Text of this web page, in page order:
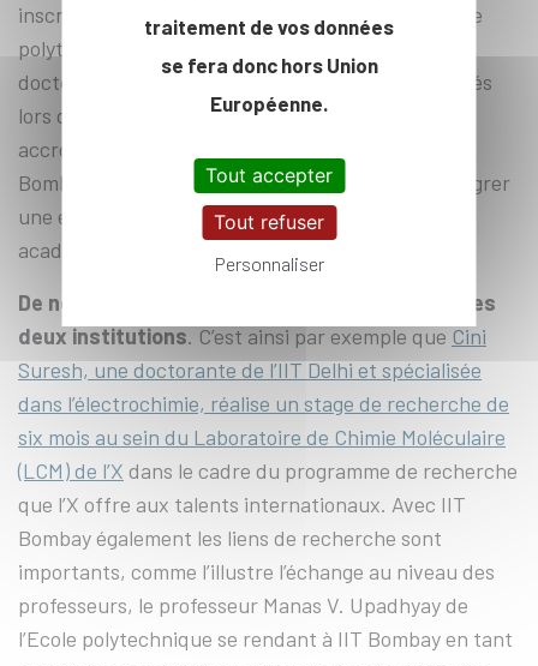
inscrits dans un programme académique de l’Ecole
polytechnique, du Bachelor of Sciences au niveau
doctoral. Les accords d’échange académique signés
lors de ce déplacement seront des leviers pour
accroître la notoriété de l’X, de l’IIT Delhi et d’IIT
Bombay auprès de leurs étudiants désireux d’intégrer
une expérience à l’étranger à leur parcours
académique.
De nombreux liens existaient déjà entre l’X et les
deux institutions. C’est ainsi par exemple que Cini
Suresh, une doctorante de l’IIT Delhi et spécialisée
dans l’électrochimie, réalise un stage de recherche de
six mois au sein du Laboratoire de Chimie Moléculaire
(LCM) de l’X dans le cadre du programme de recherche
que l’X offre aux talents internationaux. Avec IIT
Bombay également les liens de recherche sont
importants, comme l’illustre l’échange au niveau des
professeurs, le professeur Manas V. Upadhyay de
l’Ecole polytechnique se rendant à IIT Bombay en tant
traitement de vos données
se fera donc hors Union
Européenne.
Tout accepter
Tout refuser
Personnaliser